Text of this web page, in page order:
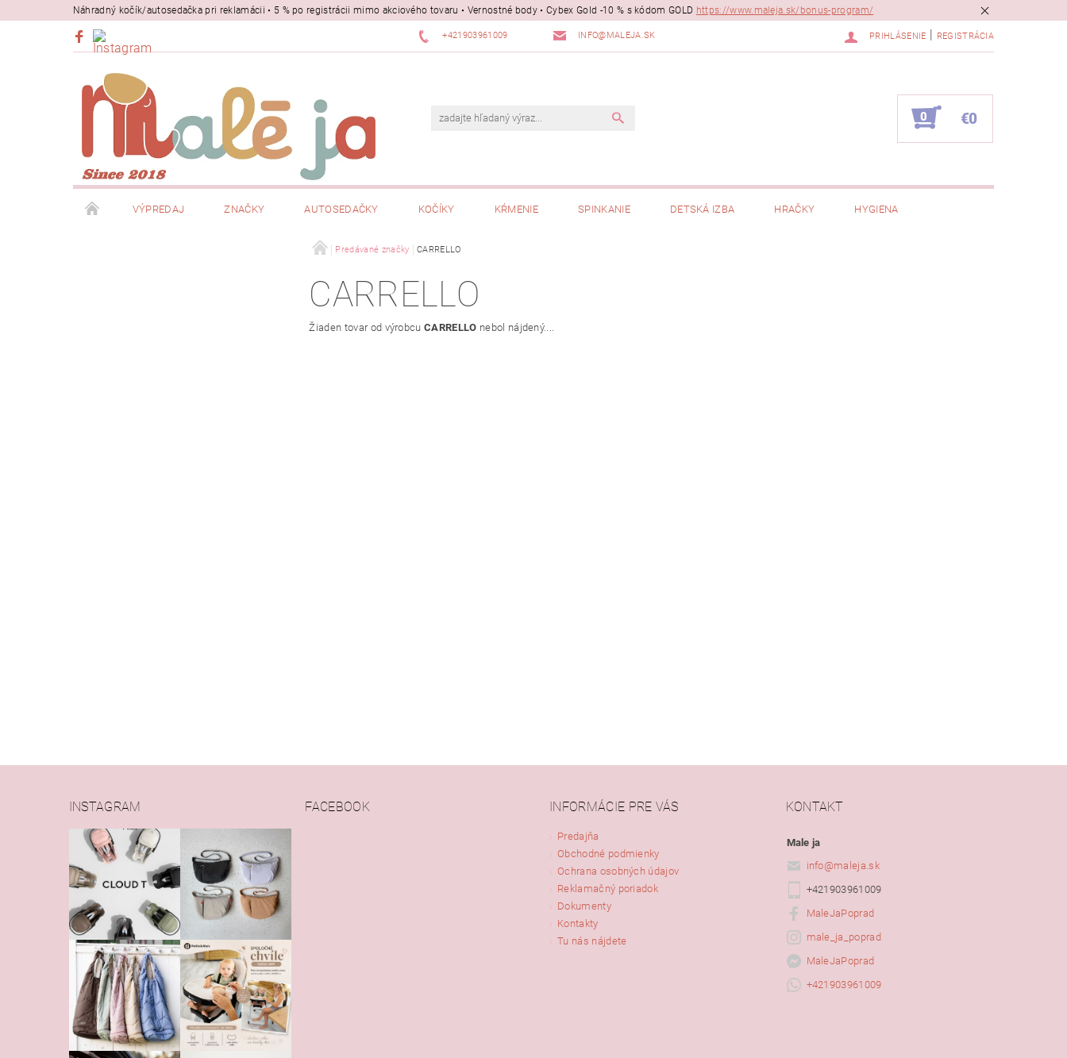
Náhradný kočík/autosedačka pri reklamácii • 5 % po registrácii mimo akciového tovaru • Vernostné body • Cybex Gold -10 % s kódom GOLD https://www.maleja.sk/bonus-program/
+421903961009 INFO@MALEJA.SK PRIHLÁSENIE REGISTRÁCIA
0 €0
VÝPREDAJ ZNAČKY AUTOSEDAČKY KOČÍKY KŔMENIE SPINKANIE DETSKÁ IZBA HRAČKY HYGIENA
Predávané značky CARRELLO
CARRELLO
Žiaden tovar od výrobcuCARRELLO nebol nájdený....
INSTAGRAM FACEBOOK INFORMÁCIE PRE VÁS
Predajňa
Obchodné podmienky
Ochrana osobných údajov
Reklamačný poriadok
Dokumenty
Kontakty
Tu nás nájdete
KONTAKT
Male ja
info@maleja.sk
+421903961009
MaleJaPoprad
male_ja_poprad
MaleJaPoprad
+421903961009